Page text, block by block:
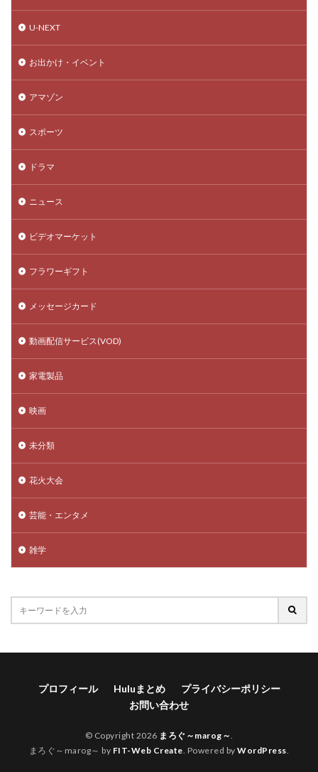
U-NEXT
お出かけ・イベント
アマゾン
スポーツ
ドラマ
ニュース
ビデオマーケット
フラワーギフト
メッセージカード
動画配信サービス(VOD)
家電製品
映画
未分類
花火大会
芸能・エンタメ
雑学
プロフィール Huluまとめ
プライバシーポリシー
お問い合わせ
© Copyright 2026 まろぐ～marog～
まろぐ～marog～ by FIT-Web Create . Powered byWordPress